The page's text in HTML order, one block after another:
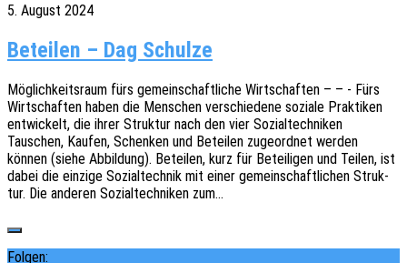
5. August 2024
Beteilen – Dag Schulze
Möglich­keits­raum fürs gemein­schaft­li­che Wirt­schaf­ten – – - Fürs
Wirt­schaf­ten haben die Menschen verschie­de­ne sozia­le Prak­ti­ken
entwi­ckelt, die ihrer Struk­tur nach den vier Sozi­al­tech­ni­ken
Tauschen, Kaufen, Schen­ken und Betei­len zuge­ord­net werden
können (siehe Abbil­dung). Betei­len, kurz für Betei­li­gen und Teilen, ist
dabei die einzi­ge Sozi­al­tech­nik mit einer gemein­schaft­li­chen Struk­
tur. Die ande­ren Sozi­al­tech­ni­ken zum…
Folgen: